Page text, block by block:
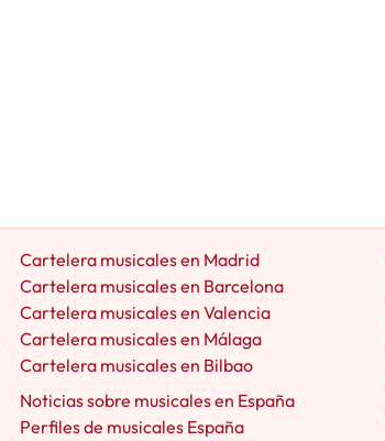
Cartelera musicales en Madrid
Cartelera musicales en Barcelona
Cartelera musicales en Valencia
Cartelera musicales en Málaga
Cartelera musicales en Bilbao
Noticias sobre musicales en España
Perfiles de musicales España